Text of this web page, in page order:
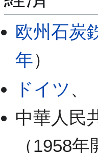
欧州石炭
年）
ドイツ 、
中華人民
（1958